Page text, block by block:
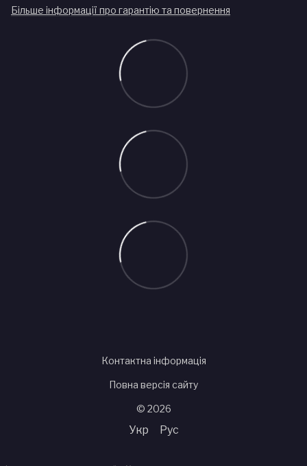
Більше інформації про гарантію та повернення
Контактна інформація
Повна версія сайту
© 2026
Укр Рус